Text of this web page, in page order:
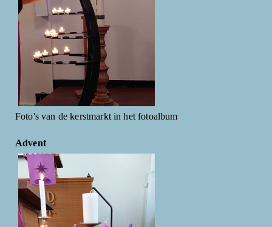
Foto's van de kerstmarkt in het fotoalbum
Advent